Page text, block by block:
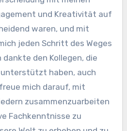
und Kreativität auf
waren, und mit
jeden Schritt des Weges
den Kollegen, die
unterstützt haben, auch
mich darauf, mit
zusammenzuarbeiten
Fachkenntnisse zu